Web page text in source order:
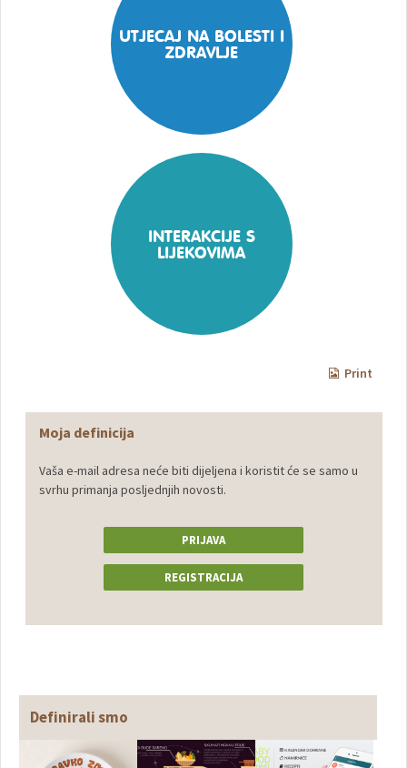
UTJECAJ NA BOLESTI I
ZDRAVLJE
INTERAKCIJE S
LIJEKOVIMA
Print
Moja definicija
Vaša e-mail adresa neće biti dijeljena i koristit će se samo u
svrhu primanja posljednjih novosti.
PRIJAVA
REGISTRACIJA
Definirali smo